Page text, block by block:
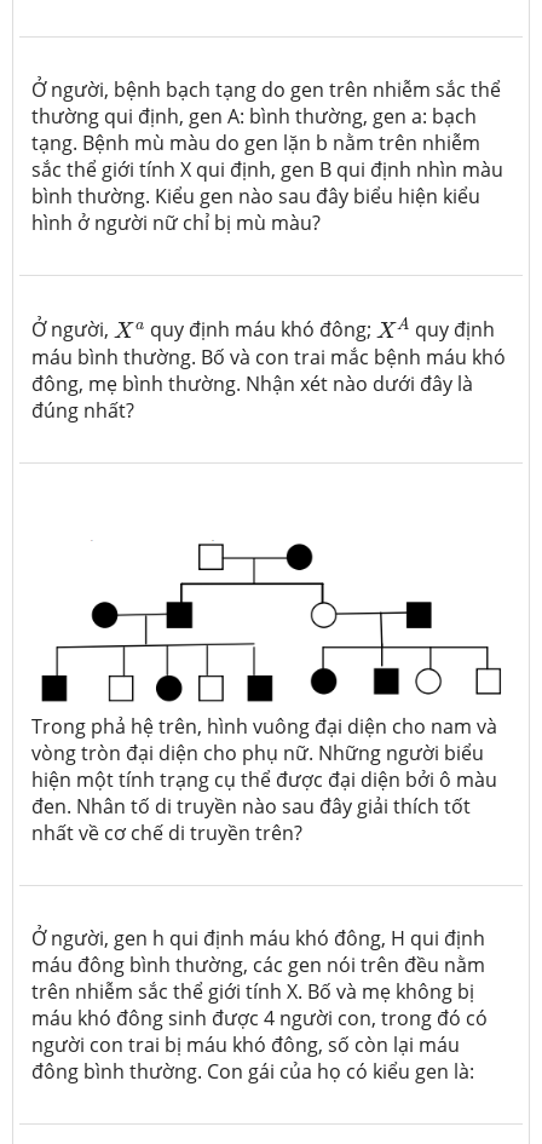
Ở người, bệnh bạch tạng do gen trên nhiễm sắc thể
thường qui định, gen A: bình thường, gen a: bạch
tạng. Bệnh mù màu do gen lặn b nằm trên nhiễm
sắc thể giới tính X qui định, gen B qui định nhìn màu
bình thường. Kiểu gen nào sau đây biểu hiện kiểu
hình ở người nữ chỉ bị mù màu?
Ở người, X a
Xa quy định máu khó đông; X A
XA quy định
máu bình thường. Bố và con trai mắc bệnh máu khó
đông, mẹ bình thường. Nhận xét nào dưới đây là
đúng nhất?
Trong phả hệ trên, hình vuông đại diện cho nam và
vòng tròn đại diện cho phụ nữ. Những người biểu
hiện một tính trạng cụ thể được đại diện bởi ô màu
đen. Nhân tố di truyền nào sau đây giải thích tốt
nhất về cơ chế di truyền trên?
Ở người, gen h qui định máu khó đông, H qui định
máu đông bình thường, các gen nói trên đều nằm
trên nhiễm sắc thể giới tính X. Bố và mẹ không bị
máu khó đông sinh được 4 người con, trong đó có
người con trai bị máu khó đông, số còn lại máu
đông bình thường. Con gái của họ có kiểu gen là: